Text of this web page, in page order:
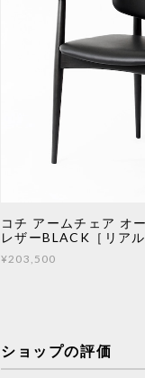
コチ アームチェア オ
レザーBLACK［リアル
¥203,500
ショップの評価